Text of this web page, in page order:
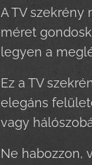
A TV
méret
legyen a
Ez a TV
elegáns
vagy
Ne habozzon,